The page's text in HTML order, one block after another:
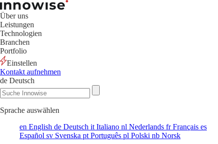
Über uns
Leistungen
Technologien
Branchen
Portfolio
Einstellen
Kontakt aufnehmen
de Deutsch
Sprache auswählen
en English de Deutsch it Italiano nl Nederlands frFrançais es
Español sv Svenska pt Português pl Polski nb Norsk